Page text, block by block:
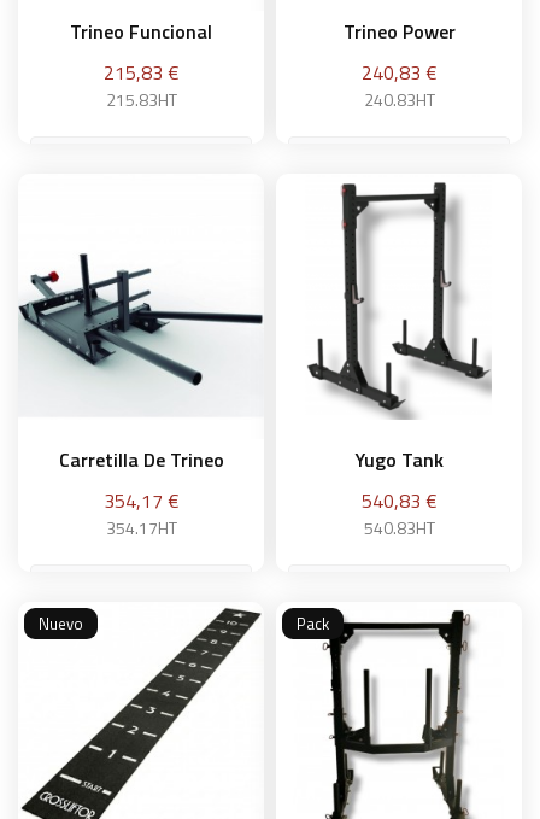
Trineo Funcional
Precio
215,83 €
215.83HT
Trineo Power
Precio
240,83 €
240.83HT
Añadir a la cesta
Carretilla De Trineo
Precio
354,17 €
354.17HT
Añadir a la cesta
Yugo Tank
Precio
540,83 €
540.83HT
Añadir a la cesta
Nuevo Pack